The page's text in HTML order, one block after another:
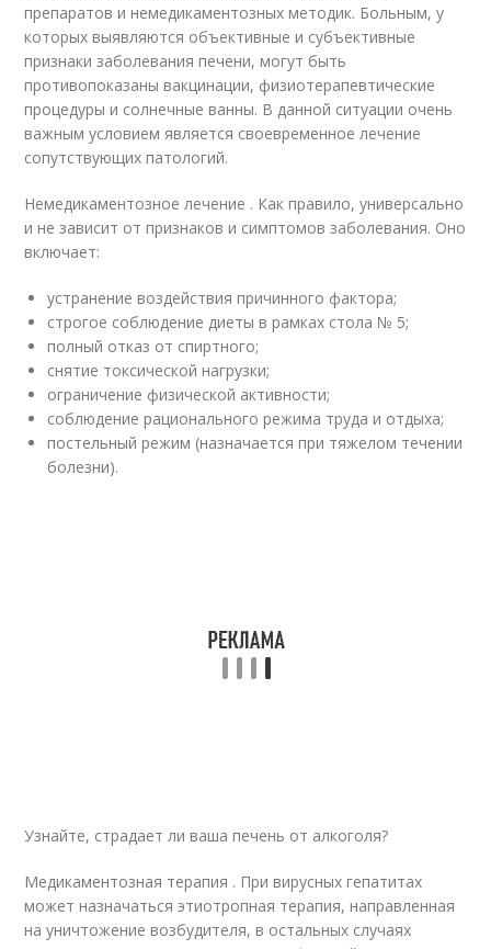
препаратов и немедикаментозных методик. Больным, у
которых выявляются объективные и субъективные
признаки заболевания печени, могут быть
противопоказаны вакцинации, физиотерапевтические
процедуры и солнечные ванны. В данной ситуации очень
важным условием является своевременное лечение
сопутствующих патологий.
Немедикаментозное лечение . Как правило, универсально
и не зависит от признаков и симптомов заболевания. Оно
включает:
устранение воздействия причинного фактора;
строгое соблюдение диеты в рамках стола № 5;
полный отказ от спиртного;
снятие токсической нагрузки;
ограничение физической активности;
соблюдение рационального режима труда и отдыха;
постельный режим (назначается при тяжелом течении
болезни).
Узнайте, страдает ли ваша печень от алкоголя?
Медикаментозная терапия . При вирусных гепатитах
может назначаться этиотропная терапия, направленная
на уничтожение возбудителя, в остальных случаях